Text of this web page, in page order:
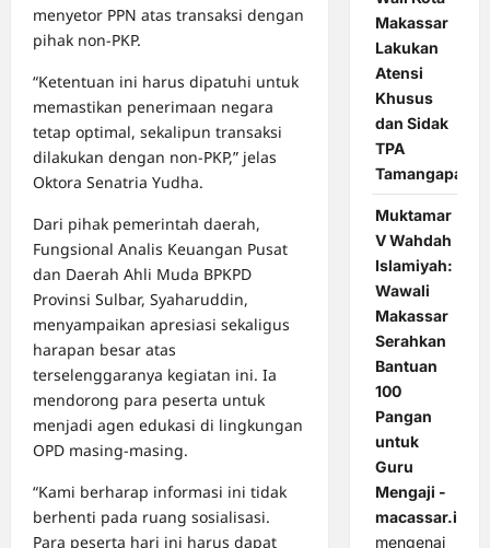
menyetor PPN atas transaksi dengan
pihak non-PKP.
“Ketentuan ini harus dipatuhi untuk
memastikan penerimaan negara
tetap optimal, sekalipun transaksi
dilakukan dengan non-PKP,” jelas
Oktora Senatria Yudha.
Dari pihak pemerintah daerah,
Fungsional Analis Keuangan Pusat
dan Daerah Ahli Muda BPKPD
Provinsi Sulbar, Syaharuddin,
menyampaikan apresiasi sekaligus
harapan besar atas
terselenggaranya kegiatan ini. Ia
mendorong para peserta untuk
menjadi agen edukasi di lingkungan
OPD masing-masing.
“Kami berharap informasi ini tidak
berhenti pada ruang sosialisasi.
Para peserta hari ini harus dapat
Makassar
Lakukan
Atensi
Khusus
dan Sidak
TPA
Tamangapa
Muktamar
V Wahdah
Islamiyah:
Wawali
Makassar
Serahkan
Bantuan
100
Pangan
untuk
Guru
Mengaji -
macassar.id
mengenai